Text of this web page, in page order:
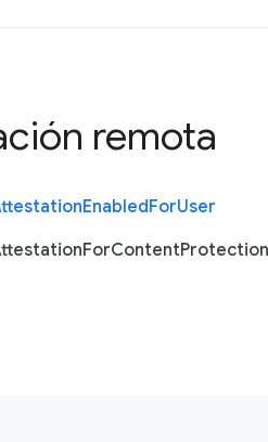
remota
EnabledForUser
ForContentProtection